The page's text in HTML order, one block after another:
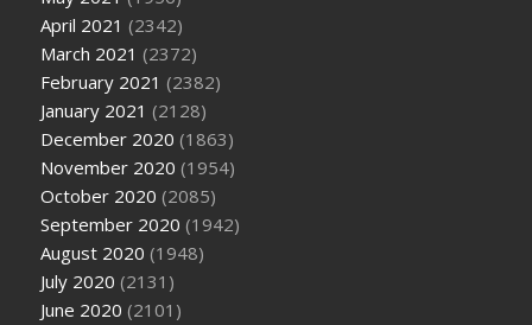
April 2021 (2342)
March 2021 (2372)
February 2021 (2382)
January 2021 (2128)
December 2020 (1863)
November 2020 (1954)
October 2020 (2085)
September 2020 (1942)
August 2020 (1948)
July 2020 (2131)
June 2020 (2101)